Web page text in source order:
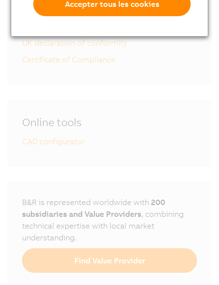
8MS-4 User´s Manual
UK declaration of conformity
Certificate of Compliance
Online tools
CAD configurator
B&R is represented worldwide with 200
subsidiaries and Value Providers, combining
technical expertise with local market
understanding.
Find Value Provider
Accepter tous les cookies